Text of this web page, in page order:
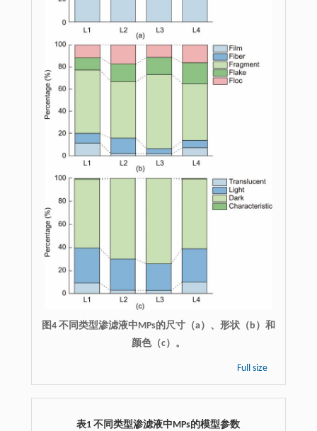
图4 不同类型渗滤液中MPs的尺寸（a）、形状（b）和
颜色（c）。
Full size
表1 不同类型渗滤液中MPs的模型参数